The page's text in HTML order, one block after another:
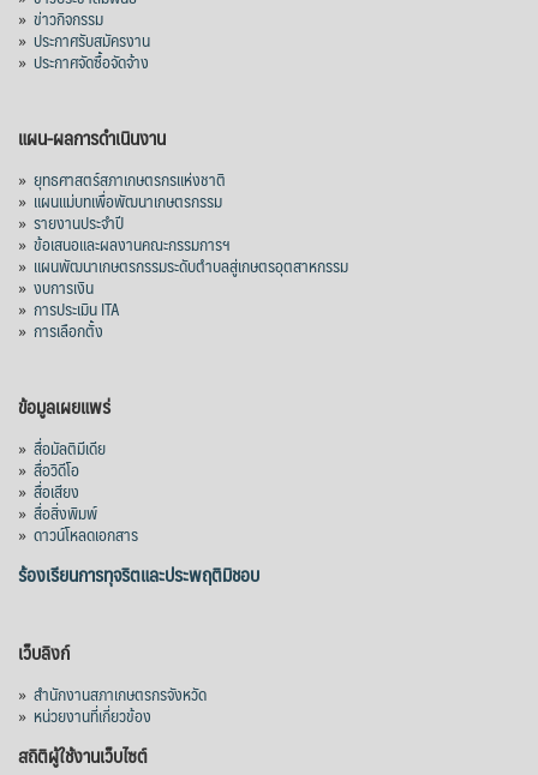
» ข่าวกิจกรรม
» ประกาศรับสมัครงาน
» ประกาศจัดซื้อจัดจ้าง
แผน-ผลการดำเนินงาน
» ยุทธศาสตร์สภาเกษตรกรแห่งชาติ
» แผนแม่บทเพื่อพัฒนาเกษตรกรรม
» รายงานประจำปี
» ข้อเสนอและผลงานคณะกรรมการฯ
» แผนพัฒนาเกษตรกรรมระดับตำบลสู่เกษตรอุตสาหกรรม
» งบการเงิน
» การประเมิน ITA
» การเลือกตั้ง
ข้อมูลเผยแพร่
» สื่อมัลติมีเดีย
» สื่อวิดีโอ
» สื่อเสียง
» สื่อสิ่งพิมพ์
» ดาวน์โหลดเอกสาร
ร้องเรียนการทุจริตและประพฤติมิชอบ
เว็บลิงก์
» สำนักงานสภาเกษตรกรจังหวัด
» หน่วยงานที่เกี่ยวข้อง
สถิติผู้ใช้งานเว็บไซต์